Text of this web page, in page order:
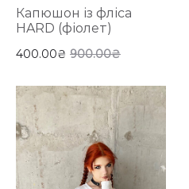
Капюшон із фліса
HARD (фіолет)
900.00₴
400.00₴